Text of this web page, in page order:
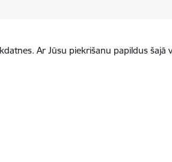
Ar Jūsu piekrišanu papildus